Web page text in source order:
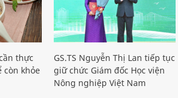
thực
còn khỏe
GS.TS Nguyễn Thị Lan tiếp tục
giữ chức Giám đốc Học viện
Nông nghiệp Việt Nam